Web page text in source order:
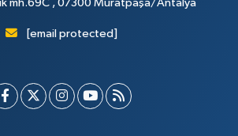
mh.69C , 07300 Muratpaşa/Antalya
[email protected]